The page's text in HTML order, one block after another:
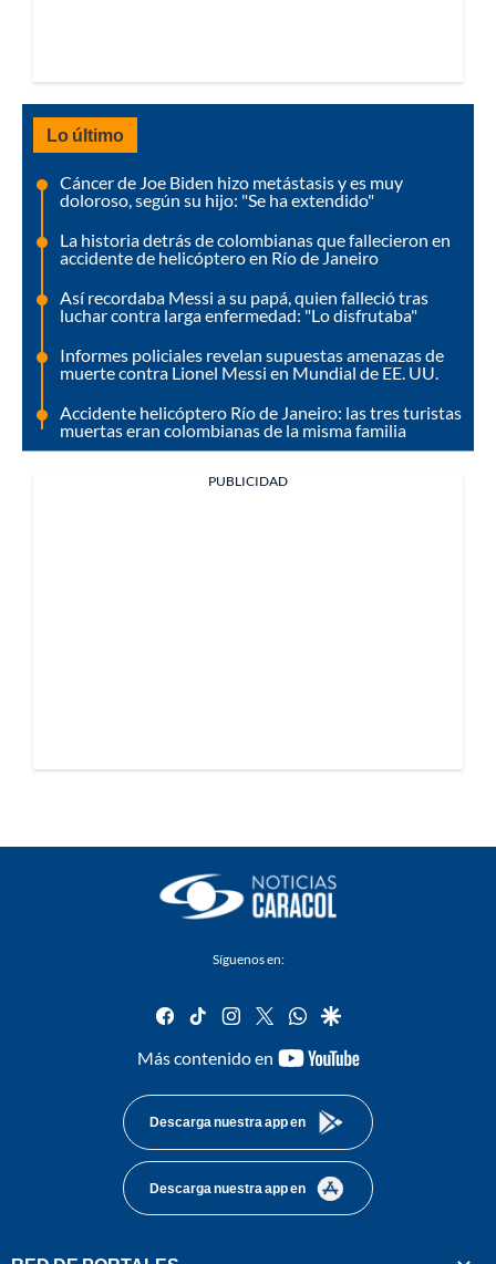
Lo último
Cáncer de Joe Biden hizo metástasis y es muy
doloroso, según su hijo: "Se ha extendido"
La historia detrás de colombianas que fallecieron en
accidente de helicóptero en Río de Janeiro
Así recordaba Messi a su papá, quien falleció tras
luchar contra larga enfermedad: "Lo disfrutaba"
Informes policiales revelan supuestas amenazas de
muerte contra Lionel Messi en Mundial de EE. UU.
Accidente helicóptero Río de Janeiro: las tres turistas
muertas eran colombianas de la misma familia
PUBLICIDAD
Síguenos en:
facebook
tiktok instagram
twitterwhatsapp
google
Más contenido en
youtube-
Descarga nuestra app en
Descarga nuestra app en